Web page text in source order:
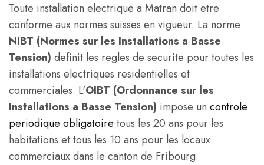
Toute installation electrique a Matran doit etre
conforme aux normes suisses en vigueur. La norme
NIBT (Normes sur les Installations a Basse
Tension) definit les regles de securite pour toutes les
installations electriques residentielles et
commerciales. L'OIBT (Ordonnance sur les
Installations a Basse Tension) impose un controle
periodique obligatoire tous les 20 ans pour les
habitations et tous les 10 ans pour les locaux
commerciaux dans le canton de Fribourg.